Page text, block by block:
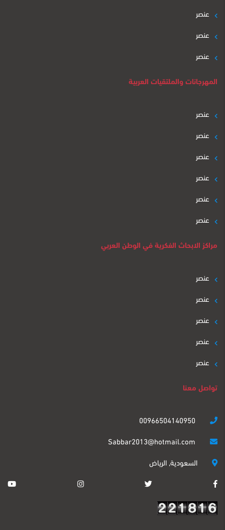
عنصر
عنصر
عنصر
المهرجانات والملتقيات العربية
عنصر
عنصر
عنصر
عنصر
عنصر
عنصر
مراكز الابحاث الفكرية في الوطن العربي
عنصر
عنصر
عنصر
عنصر
عنصر
تواصل معنا
السعودية, الرياض